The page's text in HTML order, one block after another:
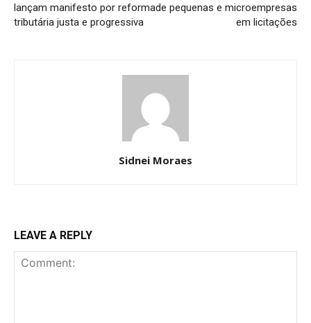
lançam manifesto por reforma
tributária justa e progressiva
de pequenas e microempresas
em licitações
Sidnei Moraes
LEAVE A REPLY